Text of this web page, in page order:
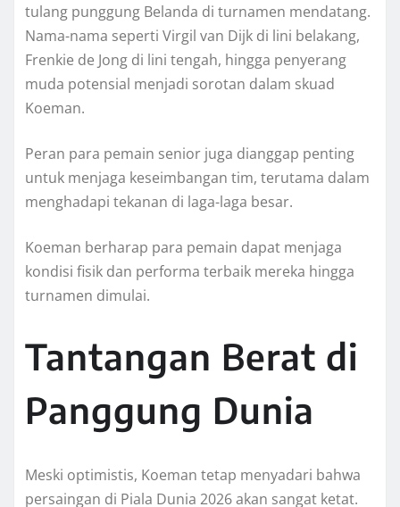
tulang punggung Belanda di turnamen mendatang.
Nama-nama seperti Virgil van Dijk di lini belakang,
Frenkie de Jong di lini tengah, hingga penyerang
muda potensial menjadi sorotan dalam skuad
Koeman.
Peran para pemain senior juga dianggap penting
untuk menjaga keseimbangan tim, terutama dalam
menghadapi tekanan di laga-laga besar.
Koeman berharap para pemain dapat menjaga
kondisi fisik dan performa terbaik mereka hingga
turnamen dimulai.
Tantangan Berat di
Panggung Dunia
Meski optimistis, Koeman tetap menyadari bahwa
persaingan di Piala Dunia 2026 akan sangat ketat.